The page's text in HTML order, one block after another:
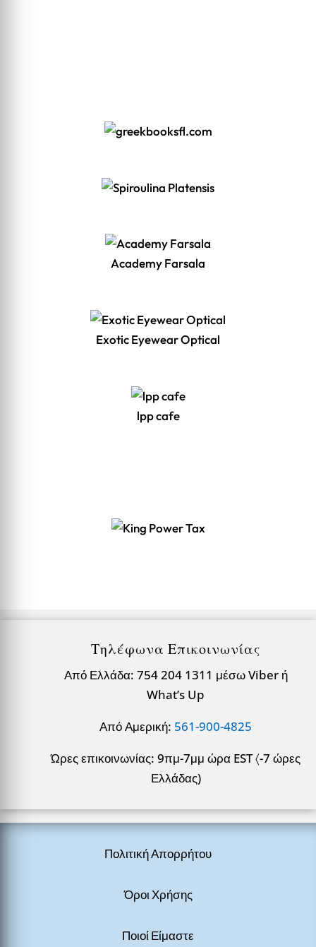
Academy Farsala
Exotic Eyewear Optical
lpp cafe
Τηλέφωνα Επικοινωνίας
Από Ελλάδα: 754 204 1311 μέσω Viber ή
What’s Up
Από Αμερική: 561-900-4825
Ώρες επικοινωνίας: 9πμ-7μμ ώρα EST 〈-7 ώρες
Ελλάδας)
Πολιτική Απορρήτου
Όροι Χρήσης
Ποιοί Είμαστε